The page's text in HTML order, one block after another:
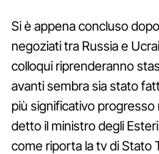
Si è appena concluso
negoziati tra Russia e
colloqui riprenderanno
avanti sembra sia stato
più significativo
detto il ministro degli
come riporta la tv di Stato